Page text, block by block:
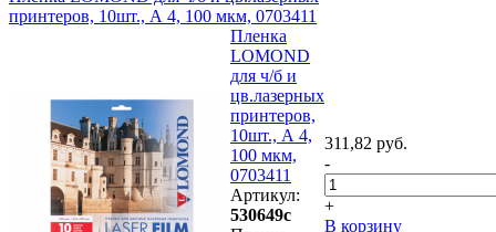
принтеров, 10шт., А 4, 100 мкм, 0703411
Пленка
LOMOND
для ч/б и
цв.лазерных
принтеров,
10шт., А 4,
100 мкм,
0703411
Артикул:
530649с
311,82 руб.
-
+
В корзину